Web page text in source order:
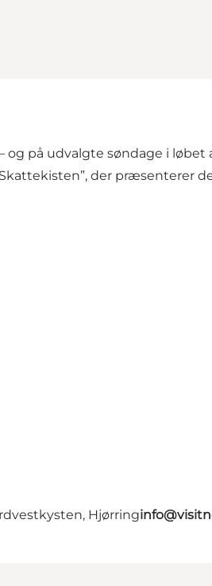
og på udvalgte søndage i
der præsenterer
Hjørring